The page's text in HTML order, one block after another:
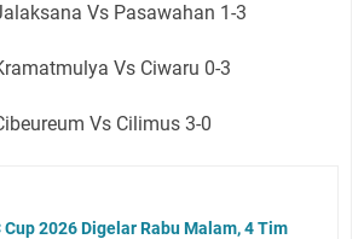
Vs Pasawahan 1-3
Vs Ciwaru 0-3
Vs Cilimus 3-0
Cup 2026 Digelar Rabu Malam, 4 Tim